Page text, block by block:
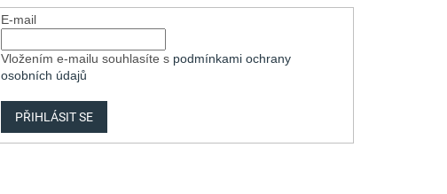
E-mail
Vložením e-mailu souhlasíte s podmínkami ochrany
osobních údajů
PŘIHLÁSIT SE